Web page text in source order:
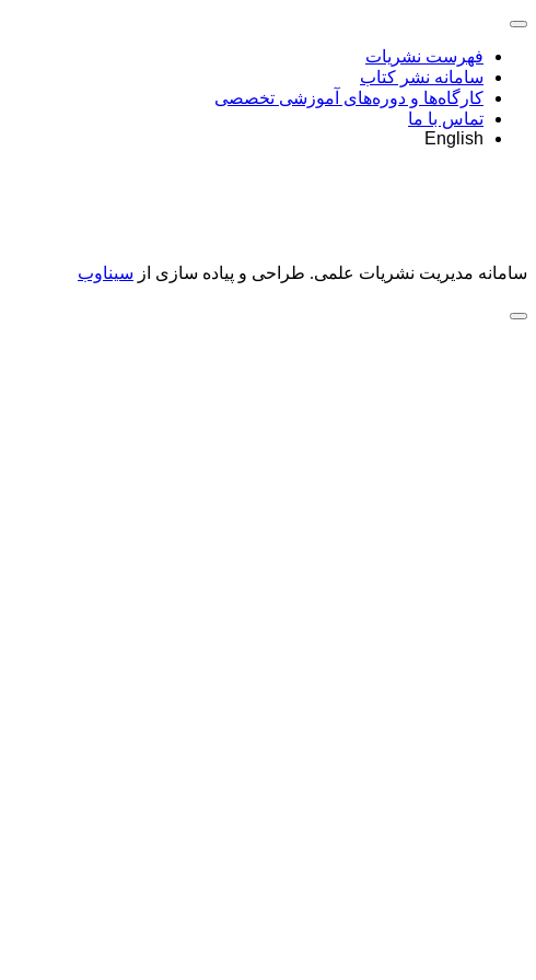
فهرست نشریات
سامانه نشر کتاب
کارگاه‌ها و دوره‌های آموزشی تخصصی
تماس با ما
English
سامانه مدیریت نشریات علمی. طراحی و پیاده سازی از سیناوب